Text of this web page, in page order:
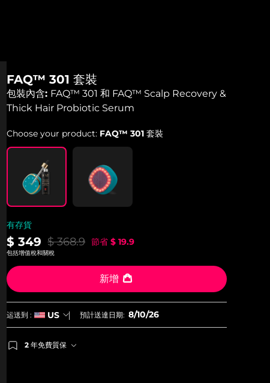
FAQ™ 301 套裝
包裝內含: FAQ™ 301 和 FAQ™ Scalp Recovery &
Thick Hair Probiotic Serum
Choose your product: FAQ™ 301 套裝
有存貨
$ 349 $ 368.9 節省 $ 19.9
包括增值稅和關稅
新增
运送到 : US 預計送達日期: 8/10/26
2 年免費質保